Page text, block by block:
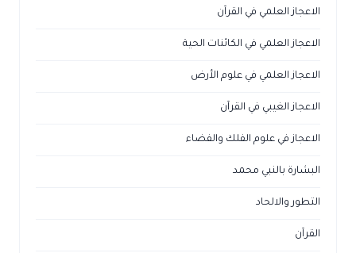
الاعجاز العلمي في القرآن
الاعجاز العلمي في الكائنات الحية
الاعجاز العلمي في علوم الأرض
الاعجاز الغيبي في القرآن
الاعجاز في علوم الفلك والفضاء
البشارة بالنبي محمد
التطور والالحاد
القرآن